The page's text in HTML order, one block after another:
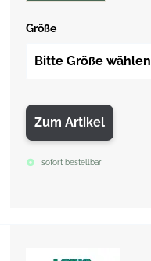
Größe
Bitte Größe wählen
Zum Artikel
sofort bestellbar